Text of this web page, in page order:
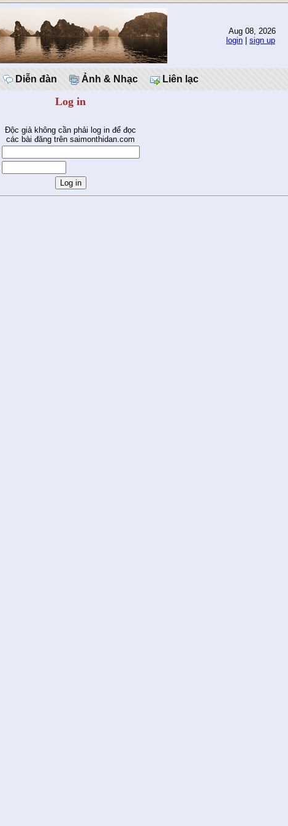
Aug 08, 2026
login
sign up
Diễn đàn Ảnh & Nhạc Liên lạc
Log in
Độc giả không cần phải log in để đọc
các bài đăng trên saimonthidan.com